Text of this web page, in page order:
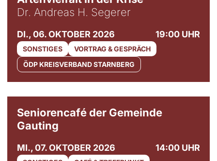
Dr. Andreas H. Segerer
DI., 06. OKTOBER 2026 19:00 UHR
SONSTIGES
VORTRAG & GESPRÄCH
ÖDP KREISVERBAND STARNBERG
Seniorencafé der Gemeinde
Gauting
MI., 07. OKTOBER 2026 14:00 UHR